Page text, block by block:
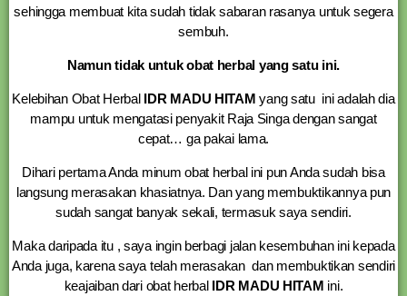
sehingga membuat kita sudah tidak sabaran rasanya untuk segera
sembuh.
Namun tidak untuk obat herbal yang satu ini.
Kelebihan Obat Herbal IDR MADU HITAMyang satu ini adalah dia
mampu untuk mengatasi penyakit Raja Singa dengan sangat
cepat… ga pakai lama.
Dihari pertama Anda minum obat herbal ini pun Anda sudah bisa
langsung merasakan khasiatnya. Dan yang membuktikannya pun
sudah sangat banyak sekali, termasuk saya sendiri.
Maka daripada itu , saya ingin berbagi jalan kesembuhan ini kepada
Anda juga, karena saya telah merasakan dan membuktikan sendiri
keajaiban dari obat herbal IDR MADU HITAM ini.